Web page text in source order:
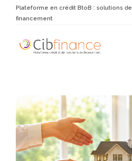
Plateforme en crédit BtoB : solutions de
financement